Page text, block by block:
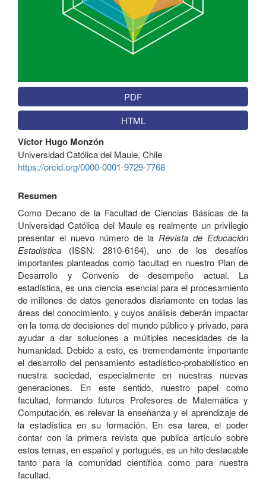
PDF
HTML
Contenido
principal
del
artículo
Víctor Hugo Monzón
Universidad Católica del Maule, Chile
https://orcid.org/0000-0001-9729-7768
Resumen
Como Decano de la Facultad de Ciencias Básicas de la
Universidad Católica del Maule es realmente un privilegio
presentar el nuevo número de laRevista de Educación
Estadística (ISSN: 2810-6164), uno de los desafíos
importantes planteados como facultad en nuestro Plan de
Desarrollo y Convenio de desempeño actual. La
estadística, es una ciencia esencial para el procesamiento
de millones de datos generados diariamente en todas las
áreas del conocimiento, y cuyos análisis deberán impactar
en la toma de decisiones del mundo público y privado, para
ayudar a dar soluciones a múltiples necesidades de la
humanidad. Debido a esto, es tremendamente importante
el desarrollo del pensamiento estadístico-probabilístico en
nuestra sociedad, especialmente en nuestras nuevas
generaciones. En este sentido, nuestro papel como
facultad, formando futuros Profesores de Matemática y
Computación, es relevar la enseñanza y el aprendizaje de
la estadística en su formación. En esa tarea, el poder
contar con la primera revista que publica artículo sobre
estos temas, en español y portugués, es un hito destacable
tanto para la comunidad científica como para nuestra
facultad.